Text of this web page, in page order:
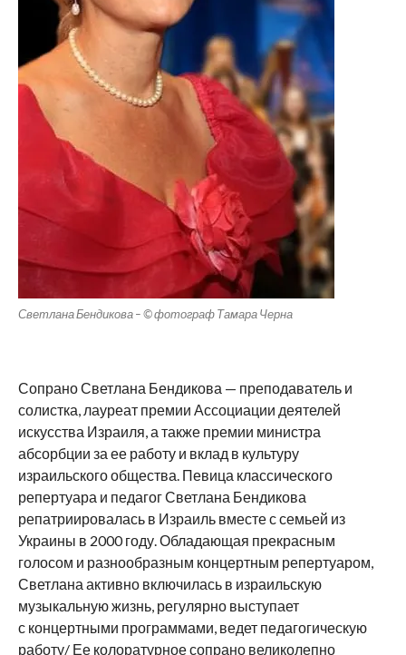
Светлана Бендикова – © фотограф Тамара Черна
Сопрано Светлана Бендикова — преподаватель и
солистка, лауреат премии Ассоциации деятелей
искусства Израиля, а также премии министра
абсорбции за ее работу и вклад в культуру
израильского общества. Певица классического
репертуара и педагог Светлана Бендикова
репатриировалась в Израиль вместе с семьей из
Украины в 2000 году. Обладающая прекрасным
голосом и разнообразным концертным репертуаром,
Светлана активно включилась в израильскую
музыкальную жизнь, регулярно выступает
с концертными программами, ведет педагогическую
работу/ Ее колоратурное сопрано великолепно